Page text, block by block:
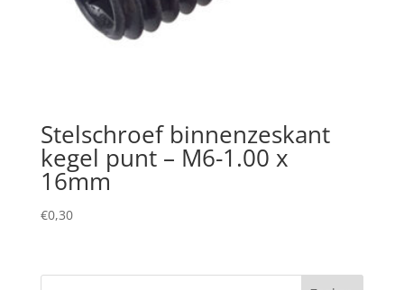
Stelschroef binnenzeskant
kegel punt – M6-1.00 x
16mm
€0,30